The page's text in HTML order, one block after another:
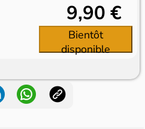
9,90 €
Bientôt
disponible